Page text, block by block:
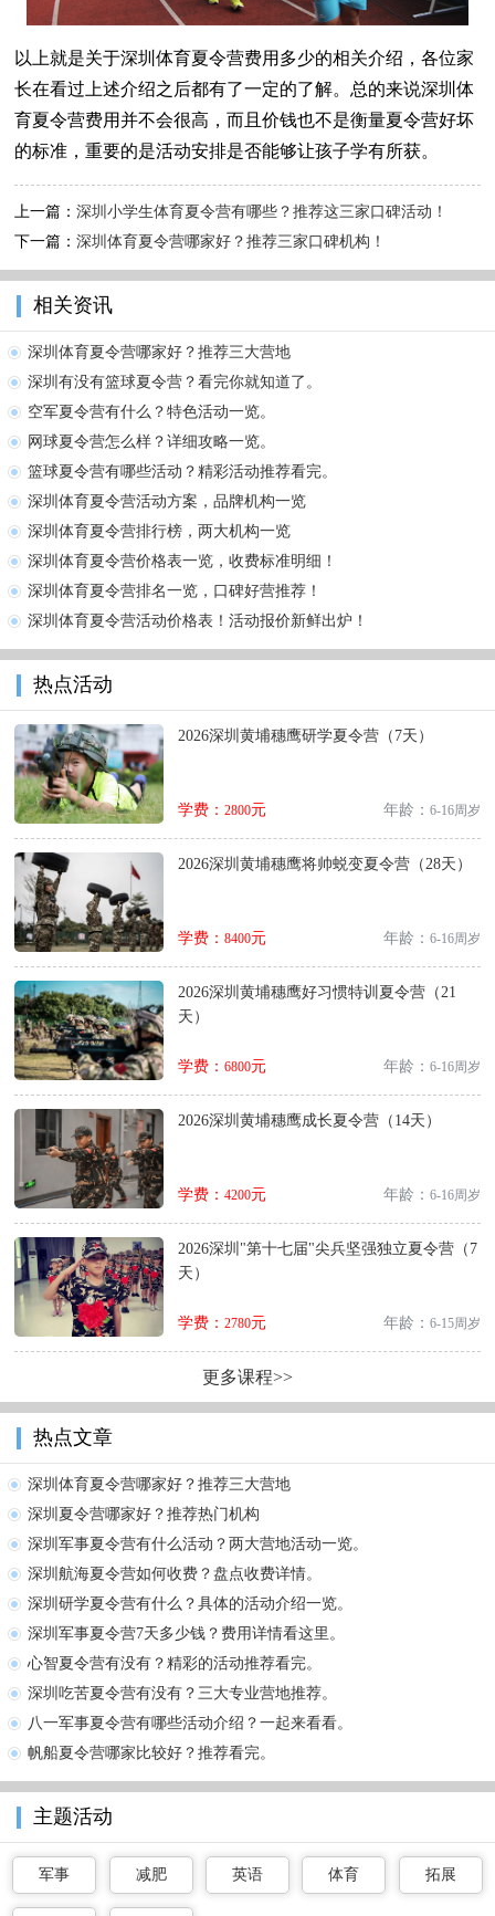
以上就是关于深圳体育夏令营费用多少的相关介绍，各位家
长在看过上述介绍之后都有了一定的了解。总的来说深圳体
育夏令营费用并不会很高，而且价钱也不是衡量夏令营好坏
的标准，重要的是活动安排是否能够让孩子学有所获。
上一篇：深圳小学生体育夏令营有哪些？推荐这三家口碑活动！
下一篇：深圳体育夏令营哪家好？推荐三家口碑机构！
相关资讯
深圳体育夏令营哪家好？推荐三大营地
深圳有没有篮球夏令营？看完你就知道了。
空军夏令营有什么？特色活动一览。
网球夏令营怎么样？详细攻略一览。
篮球夏令营有哪些活动？精彩活动推荐看完。
深圳体育夏令营活动方案，品牌机构一览
深圳体育夏令营排行榜，两大机构一览
深圳体育夏令营价格表一览，收费标准明细！
深圳体育夏令营排名一览，口碑好营推荐！
深圳体育夏令营活动价格表！活动报价新鲜出炉！
热点活动
2026深圳黄埔穗鹰研学夏令营（7天）
学费： 2800元 年龄： 6-16周岁
2026深圳黄埔穗鹰将帅蜕变夏令营（28天）
学费： 8400元 年龄： 6-16周岁
2026深圳黄埔穗鹰好习惯特训夏令营（21
天）
学费： 6800元 年龄： 6-16周岁
2026深圳黄埔穗鹰成长夏令营（14天）
学费： 4200元 年龄： 6-16周岁
2026深圳"第十七届"尖兵坚强独立夏令营（7
天）
学费： 2780元 年龄： 6-15周岁
更多课程>>
热点文章
深圳体育夏令营哪家好？推荐三大营地
深圳夏令营哪家好？推荐热门机构
深圳军事夏令营有什么活动？两大营地活动一览。
深圳航海夏令营如何收费？盘点收费详情。
深圳研学夏令营有什么？具体的活动介绍一览。
深圳军事夏令营7天多少钱？费用详情看这里。
心智夏令营有没有？精彩的活动推荐看完。
深圳吃苦夏令营有没有？三大专业营地推荐。
八一军事夏令营有哪些活动介绍？一起来看看。
帆船夏令营哪家比较好？推荐看完。
主题活动
军事 减肥 英语 体育 拓展